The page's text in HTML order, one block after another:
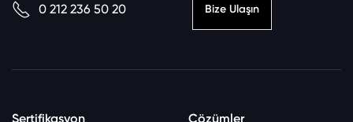
0 212 236 50 20 Bize Ulaşın
Sertifikasyon Çözümler